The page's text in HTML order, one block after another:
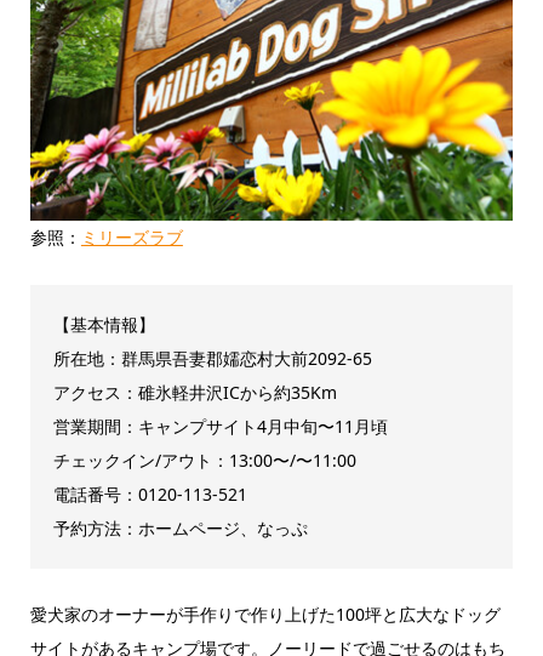
参照： ミリーズラブ
【基本情報】
所在地：群馬県吾妻郡嬬恋村大前2092-65
アクセス：碓氷軽井沢ICから約35Km
営業期間：キャンプサイト4月中旬〜11月頃
チェックイン/アウト：13:00〜/〜11:00
電話番号：0120-113-521
予約方法：ホームページ、なっぷ
愛犬家のオーナーが手作りで作り上げた100坪と広大なドッグ
サイトがあるキャンプ場です。ノーリードで過ごせるのはもち